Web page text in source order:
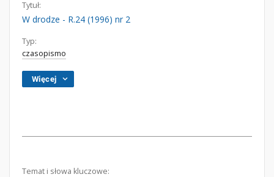
Tytuł:
W drodze - R.24 (1996) nr 2
Typ:
czasopismo
Więcej
Temat i słowa kluczowe: